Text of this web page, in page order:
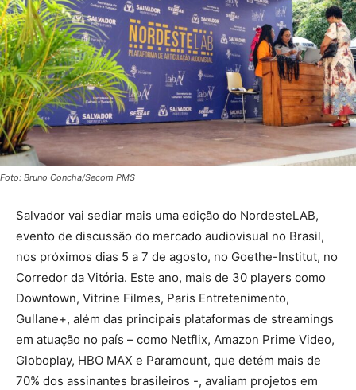
Foto: Bruno Concha/Secom PMS
Salvador vai sediar mais uma edição do NordesteLAB,
evento de discussão do mercado audiovisual no Brasil,
nos próximos dias 5 a 7 de agosto, no Goethe-Institut, no
Corredor da Vitória. Este ano, mais de 30 players como
Downtown, Vitrine Filmes, Paris Entretenimento,
Gullane+, além das principais plataformas de streamings
em atuação no país – como Netflix, Amazon Prime Video,
Globoplay, HBO MAX e Paramount, que detém mais de
70% dos assinantes brasileiros -, avaliam projetos em